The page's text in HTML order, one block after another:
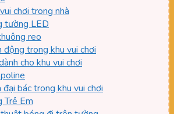
chơi trong nhà
tường LED
reo
động trong khu vui chơi
cho khu vui chơi
đại bác trong khu vui chơi
Trẻ Em